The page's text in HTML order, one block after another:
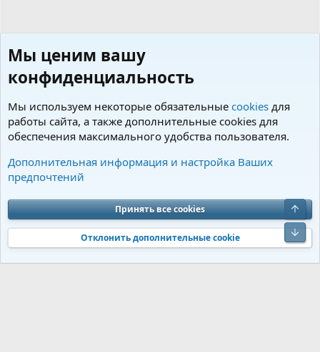
Теги
Cookies Charm by DCom
Обратная связь
Условия и правила
Политика конфиденциальности
Помощь
S
S
Community platform by XenForo® © 2010-2026 XenForo Ltd. Перевод от
Jumuro®|Media embeds via s9e/MediaSites
Мы ценим вашу
конфиденциальность
Мы используем некоторые обязательные cookies для
работы сайта, а также дополнительные cookies для
обеспечения максимального удобства пользователя.
Дополнительная информация и настройка Ваших
предпочтений
Принять все cookies
Отклонить дополнительные cookie
Верх
Низ